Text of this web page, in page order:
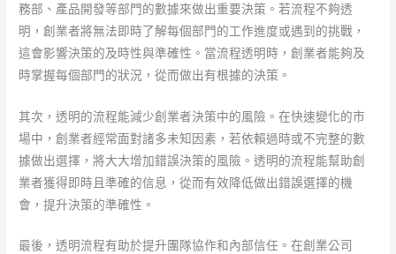
務部、產品開發等部門的數據來做出重要決策。若流程不夠透
明，創業者將無法即時了解每個部門的工作進度或遇到的挑戰，
這會影響決策的及時性與準確性。當流程透明時，創業者能夠及
時掌握每個部門的狀況，從而做出有根據的決策。
其次，透明的流程能減少創業者決策中的風險。在快速變化的市
場中，創業者經常面對諸多未知因素，若依賴過時或不完整的數
據做出選擇，將大大增加錯誤決策的風險。透明的流程能幫助創
業者獲得即時且準確的信息，從而有效降低做出錯誤選擇的機
會，提升決策的準確性。
最後，透明流程有助於提升團隊協作和內部信任。在創業公司